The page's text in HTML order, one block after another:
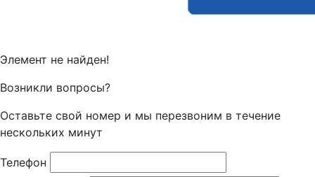
Элемент не найден!
Возникли вопросы?
Оставьте свой номер и мы перезвоним в течение
нескольких минут
Телефон